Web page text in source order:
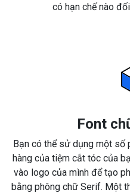
có hạn chế nào
Font
Bạn có thể sử dụng một số
hàng của tiệm cắt tóc của
vào logo của mình để tạo
bằng phông chữ Serif. Một